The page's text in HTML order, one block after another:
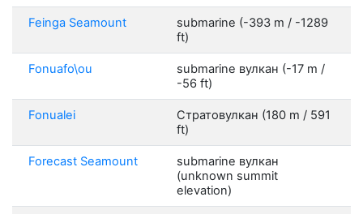
Feinga Seamount
submarine (-393 m / -1289
ft)
Fonuafo\ou
submarine вулкан (-17 m /
-56 ft)
Fonualei
Стратовулкан (180 m / 591
ft)
Forecast Seamount
submarine вулкан
(unknown summit
elevation)